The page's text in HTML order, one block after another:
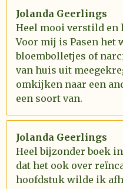
Jolanda Geerlings
Heel mooi verstild en
Voor mij is Pasen het
bloembolletjes of
van huis uit
omkijken naar een
een soort van.
Jolanda Geerlings
Heel bijzonder boek
dat het ook over
hoofdstuk wilde ik